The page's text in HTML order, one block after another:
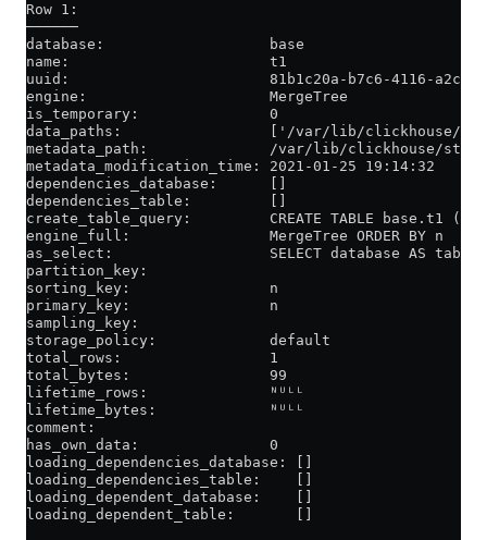
Row 1:
──────
database:                   base
name:                       t1
uuid:                       81b1c20a-b7c6-4116-a2ce-
engine:                     MergeTree
is_temporary:               0
data_paths:                 ['/var/lib/clickhouse/store/
metadata_path:              /var/lib/clickhouse/store/
metadata_modification_time: 2021-01-25 19:14:32
dependencies_database:      []
dependencies_table:         []
create_table_query:         CREATE TABLE base.t1 (`n`
engine_full:                MergeTree ORDER BY n
as_select:                  SELECT database AS
partition_key:
sorting_key:                n
primary_key:                n
sampling_key:
storage_policy:             default
total_rows:                 1
total_bytes:                99
lifetime_rows:              ᴺᵁᴸᴸ
lifetime_bytes:             ᴺᵁᴸᴸ
comment:
has_own_data:               0
loading_dependencies_database: []
loading_dependencies_table:    []
loading_dependent_database:    []
loading_dependent_table:       []